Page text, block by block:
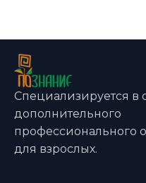
Специализируется в
дополнительного
профессионального
для взрослых.